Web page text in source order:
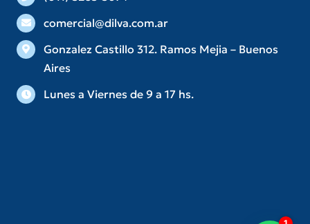
comercial@dilva.com.ar
Gonzalez Castillo 312. Ramos Mejia – Buenos
Aires
Lunes a Viernes de 9 a 17 hs.